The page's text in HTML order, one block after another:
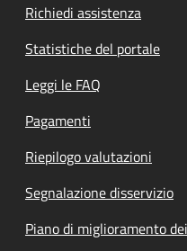
Richiedi assistenza
Statistiche del portale
Leggi le FAQ
Pagamenti
Riepilogo valutazioni
Segnalazione disservizio
Piano di miglioramento